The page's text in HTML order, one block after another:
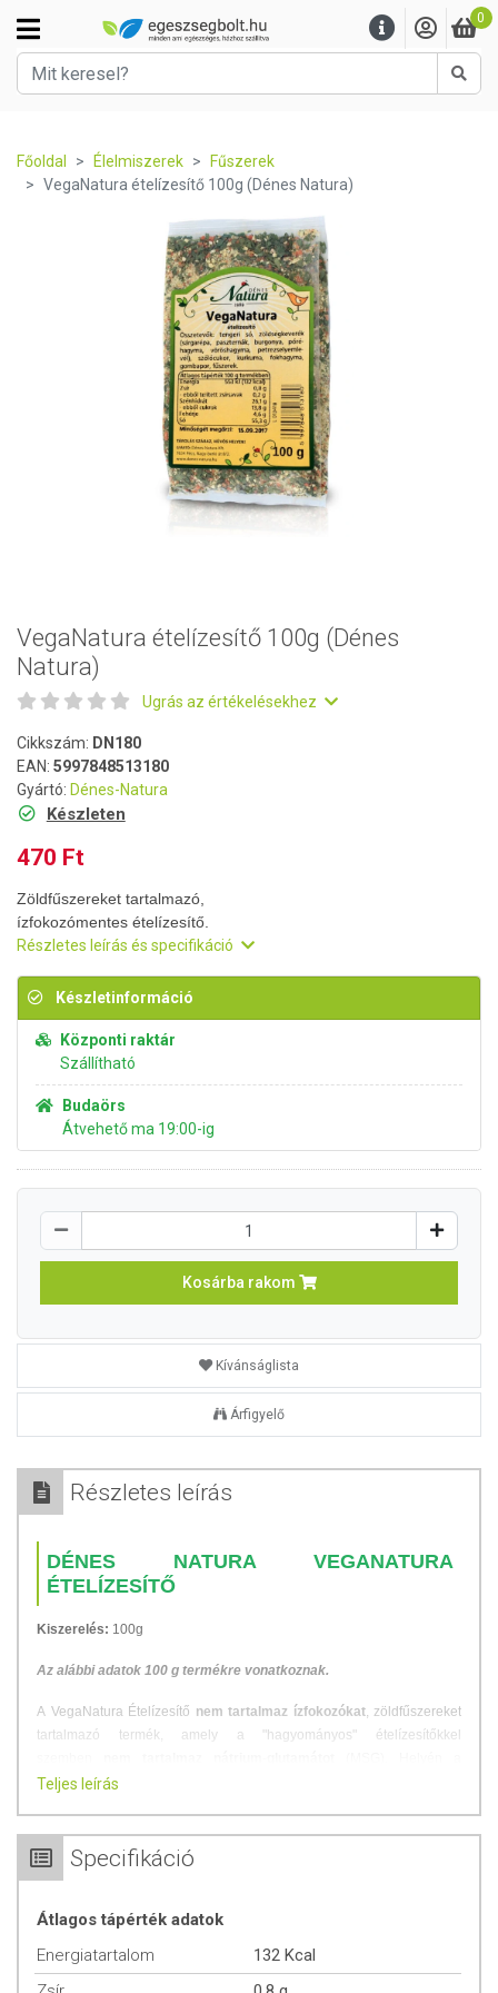
0
Főoldal Élelmiszerek
Fűszerek
VegaNatura ételízesítő 100g (Dénes Natura)
VegaNatura ételízesítő 100g (Dénes
Natura)
Ugrás az értékelésekhez
Cikkszám: DN180
EAN: 5997848513180
Gyártó: Dénes-Natura
Készleten
470 Ft
Zöldfűszereket tartalmazó,
ízfokozómentes ételízesítő.
Részletes leírás és specifikáció
Készletinformáció
Központi raktár
Szállítható
Budaörs
Átvehető ma 19:00-ig
Kosárba rakom
Kívánságlista
Árfigyelő
Részletes leírás
DÉNES NATURA VEGANATURA
ÉTELÍZESÍTŐ
Kiszerelés: 100g
Az alábbi adatok 100 g termékre vonatkoznak.
A VegaNatura Ételízesítő nem tartalmaz ízfokozókat, zöldfűszereket
tartalmazó termék, amely a "hagyományos" ételízesítőkkel
növényvilág fűszereinek tökéletes ízharmóniája érvényesül.
ÖSSZETÉTEL
Összetevők:
szőlőcukor, kurkuma, fokhagyma, gombapor, fűszerek.
Tápérték 100 g termékben:
Teljes leírás
Specifikáció
Átlagos tápérték adatok
Energiatartalom
132 Kcal